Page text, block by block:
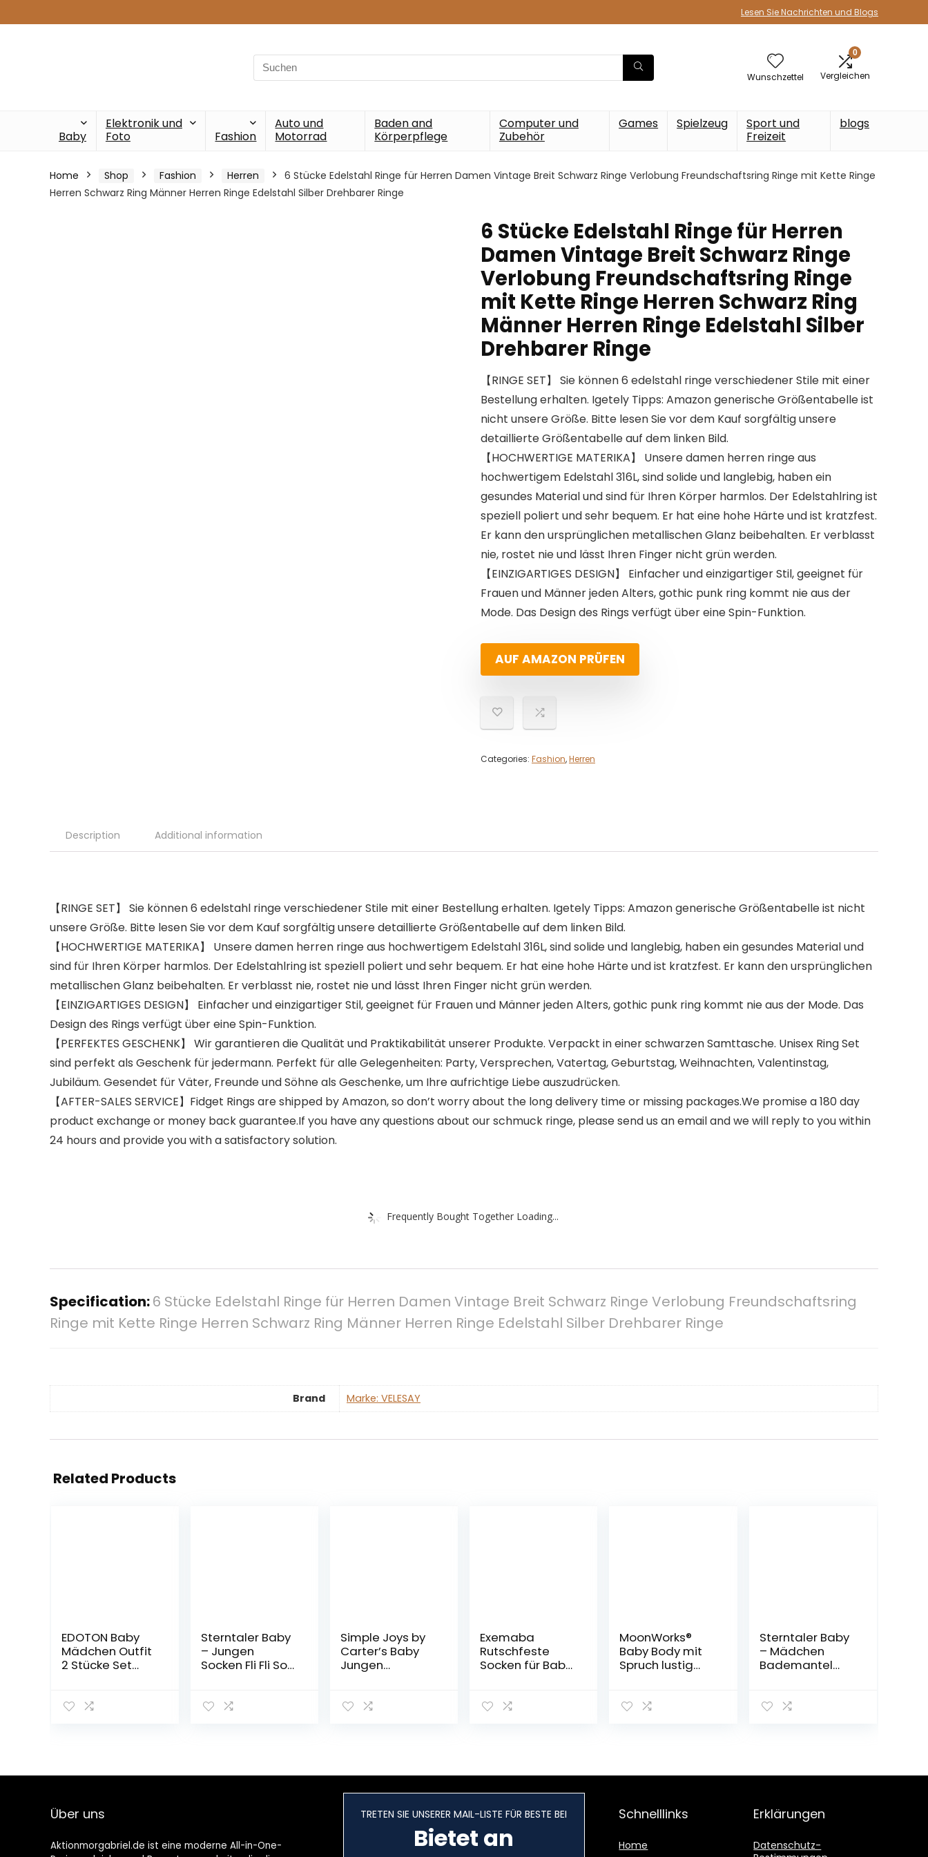
Lesen Sie Nachrichten und Blogs
Search
for:
Wunschzettel
0
Vergleichen
Baby
Elektronik und
Foto
Fashion
Auto und
Motorrad
Baden and
Körperpflege
Computer und
Zubehör
Games Spielzeug
Sport und
Freizeit
blogs
Home Shop Fashion Herren
6 Stücke Edelstahl Ringe für Herren Damen Vintage Breit Schwarz Ringe Verlobung Freundschaftsring Ringe mit Kette Ringe
Herren Schwarz Ring Männer Herren Ringe Edelstahl Silber Drehbarer Ringe
6 Stücke Edelstahl Ringe für Herren
Damen Vintage Breit Schwarz Ringe
Verlobung Freundschaftsring Ringe
mit Kette Ringe Herren Schwarz Ring
Männer Herren Ringe Edelstahl Silber
Drehbarer Ringe
【RINGE SET】 Sie können 6 edelstahl ringe verschiedener Stile mit einer
Bestellung erhalten. Igetely Tipps: Amazon generische Größentabelle ist
nicht unsere Größe. Bitte lesen Sie vor dem Kauf sorgfältig unsere
detaillierte Größentabelle auf dem linken Bild.
【HOCHWERTIGE MATERIKA】 Unsere damen herren ringe aus
hochwertigem Edelstahl 316L, sind solide und langlebig, haben ein
gesundes Material und sind für Ihren Körper harmlos. Der Edelstahlring ist
speziell poliert und sehr bequem. Er hat eine hohe Härte und ist kratzfest.
Er kann den ursprünglichen metallischen Glanz beibehalten. Er verblasst
nie, rostet nie und lässt Ihren Finger nicht grün werden.
【EINZIGARTIGES DESIGN】 Einfacher und einzigartiger Stil, geeignet für
Frauen und Männer jeden Alters, gothic punk ring kommt nie aus der
Mode. Das Design des Rings verfügt über eine Spin-Funktion.
AUF AMAZON PRÜFEN
Categories: Fashion,Herren
Description Additional information
【RINGE SET】 Sie können 6 edelstahl ringe verschiedener Stile mit einer Bestellung erhalten. Igetely Tipps: Amazon generische Größentabelle ist nicht
unsere Größe. Bitte lesen Sie vor dem Kauf sorgfältig unsere detaillierte Größentabelle auf dem linken Bild.
【HOCHWERTIGE MATERIKA】 Unsere damen herren ringe aus hochwertigem Edelstahl 316L, sind solide und langlebig, haben ein gesundes Material und
sind für Ihren Körper harmlos. Der Edelstahlring ist speziell poliert und sehr bequem. Er hat eine hohe Härte und ist kratzfest. Er kann den ursprünglichen
metallischen Glanz beibehalten. Er verblasst nie, rostet nie und lässt Ihren Finger nicht grün werden.
【EINZIGARTIGES DESIGN】 Einfacher und einzigartiger Stil, geeignet für Frauen und Männer jeden Alters, gothic punk ring kommt nie aus der Mode. Das
Design des Rings verfügt über eine Spin-Funktion.
【PERFEKTES GESCHENK】 Wir garantieren die Qualität und Praktikabilität unserer Produkte. Verpackt in einer schwarzen Samttasche. Unisex Ring Set
sind perfekt als Geschenk für jedermann. Perfekt für alle Gelegenheiten: Party, Versprechen, Vatertag, Geburtstag, Weihnachten, Valentinstag,
Jubiläum. Gesendet für Väter, Freunde und Söhne als Geschenke, um Ihre aufrichtige Liebe auszudrücken.
【AFTER-SALES SERVICE】Fidget Rings are shipped by Amazon, so don’t worry about the long delivery time or missing packages.We promise a 180 day
product exchange or money back guarantee.If you have any questions about our schmuck ringe, please send us an email and we will reply to you within
24 hours and provide you with a satisfactory solution.
Frequently Bought Together Loading...
Specification:6 Stücke Edelstahl Ringe für Herren Damen Vintage Breit Schwarz Ringe Verlobung Freundschaftsring
Ringe mit Kette Ringe Herren Schwarz Ring Männer Herren Ringe Edelstahl Silber Drehbarer Ringe
Brand Marke: VELESAY
Related Products
EDOTON Baby
Mädchen Outfit
2 Stücke Set
mit Tasche Top
Sterntaler Baby
– Jungen
Socken Fli Fli Soft
Simple Joys by
Carter’s Baby
Jungen
Flammenfeste
Exemaba
Rutschfeste
Socken für Baby
Anti Rutsch
MoonWorks®
Baby Body mit
Spruch lustig
ich die Macht
Sterntaler Baby
– Mädchen
Bademantel
Über uns
Aktionmorgabriel.de ist eine moderne All-in-One-
TRETEN SIE UNSERER MAIL-LISTE FÜR BESTE BEI
Bietet an
Schnelllinks
Home
Erklärungen
Datenschutz-